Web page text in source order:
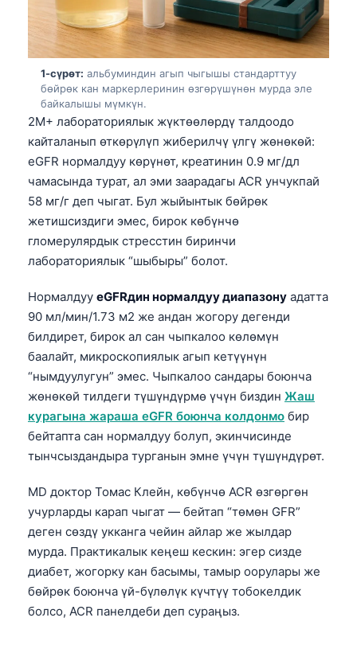
1-сүрөт: альбуминдин агып чыгышы стандарттуу
бөйрөк кан маркерлеринин өзгөрүшүнөн мурда эле
байкалышы мүмкүн.
2M+ лабораториялык жүктөөлөрдү талдоодо
кайталанып өткөрүлүп жиберилчү үлгү жөнөкөй:
eGFR нормалдуу көрүнөт, креатинин 0.9 мг/дл
чамасында турат, ал эми заарадагы ACR унчукпай
58 мг/г деп чыгат. Бул жыйынтык бөйрөк
жетишсиздиги эмес, бирок көбүнчө
гломерулярдык стресстин биринчи
лабораториялык “шыбыры” болот.
Нормалдуу eGFRдин нормалдуу диапазону адатта
90 мл/мин/1.73 м2 же андан жогору дегенди
билдирет, бирок ал сан чыпкалоо көлөмүн
баалайт, микроскопиялык агып кетүүнүн
“нымдуулугун” эмес. Чыпкалоо сандары боюнча
жөнөкөй тилдеги түшүндүрмө үчүн биздин Жаш
курагына жараша eGFR боюнча колдонмо бир
бейтапта сан нормалдуу болуп, экинчисинде
тынчсыздандыра турганын эмне үчүн түшүндүрөт.
MD доктор Томас Клейн, көбүнчө ACR өзгөргөн
учурларды карап чыгат — бейтап “төмөн GFR”
деген сөздү укканга чейин айлар же жылдар
мурда. Практикалык кеңеш кескин: эгер сизде
диабет, жогорку кан басымы, тамыр оорулары же
бөйрөк боюнча үй-бүлөлүк күчтүү тобокелдик
болсо, ACR панелдеби деп сураңыз.